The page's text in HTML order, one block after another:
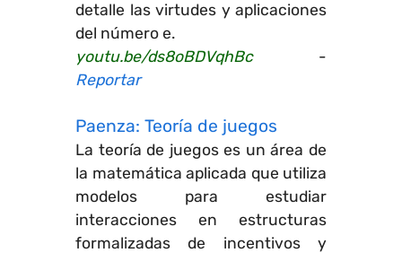
detalle las virtudes y aplicaciones
del número e.
youtu.be/ds8oBDVqhBc-
Reportar
Paenza: Teoría de juegos
La teoría de juegos es un área de
la matemática aplicada que utiliza
modelos para estudiar
interacciones en estructuras
formalizadas de incentivos y